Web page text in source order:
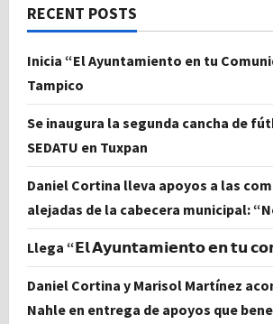
RECENT POSTS
Inicia “El Ayuntamiento en tu
Tampico
Se inaugura la segunda cancha de
SEDATU en Tuxpan
Daniel Cortina lleva apoyos a las
alejadas de la cabecera municipal:
Llega “𝗘𝗹 𝗔𝘆𝘂𝗻𝘁𝗮𝗺𝗶𝗲𝗻𝘁𝗼 𝗲𝗻 𝘁𝘂
Daniel Cortina y Marisol Martínez
Nahle en entrega de apoyos que